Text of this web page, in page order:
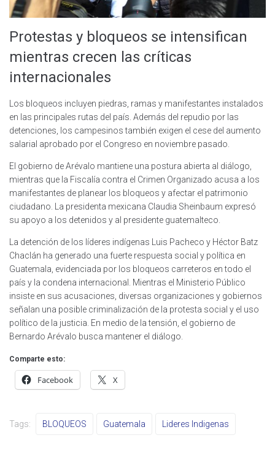
Protestas y bloqueos se intensifican
mientras crecen las críticas
internacionales
Los bloqueos incluyen piedras, ramas y manifestantes instalados
en las principales rutas del país. Además del repudio por las
detenciones, los campesinos también exigen el cese del aumento
salarial aprobado por el Congreso en noviembre pasado.
El gobierno de Arévalo mantiene una postura abierta al diálogo,
mientras que la Fiscalía contra el Crimen Organizado acusa a los
manifestantes de planear los bloqueos y afectar el patrimonio
ciudadano. La presidenta mexicana Claudia Sheinbaum expresó
su apoyo a los detenidos y al presidente guatemalteco.
La detención de los líderes indígenas Luis Pacheco y Héctor Batz
Chaclán ha generado una fuerte respuesta social y política en
Guatemala, evidenciada por los bloqueos carreteros en todo el
país y la condena internacional. Mientras el Ministerio Público
insiste en sus acusaciones, diversas organizaciones y gobiernos
señalan una posible criminalización de la protesta social y el uso
político de la justicia. En medio de la tensión, el gobierno de
Bernardo Arévalo busca mantener el diálogo.
Comparte esto:
Facebook X
Tags: BLOQUEOS Guatemala Lideres Indigenas